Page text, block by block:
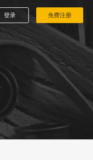
登录 免费注册